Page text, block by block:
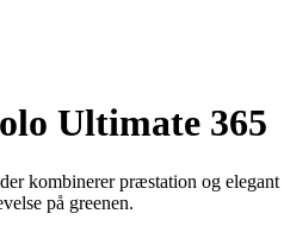
Ultimate 365
kombinerer præstation og elegant
på greenen.